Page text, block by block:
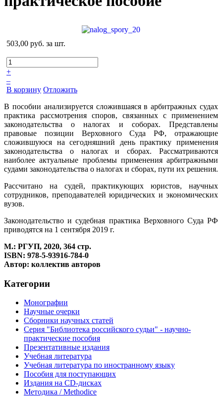
503,00 руб. за шт.
+
–
В корзину Отложить
В пособии анализируется сложившаяся в арбитражных судах
практика рассмотрения споров, связанных с применением
законодательства о налогах и соборах. Представлены
правовые позиции Верховного Суда РФ, отражающие
сложившуюся на сегодняшний день практику применения
законодательства о налогах и сборах. Рассматриваются
наиболее актуальные проблемы применения арбитражными
судами законодательства о налогах и сборах, пути их решения.
Рассчитано на судей, практикующих юристов, научных
сотрудников, преподавателей юридических и экономических
вузов.
Законодательство и судебная практика Верховного Суда РФ
приводятся на 1 сентября 2019 г.
М.: РГУП, 2020, 364 стр.
ISBN: 978-5-93916-784-0
Автор: коллектив авторов
Категории
Монографии
Научные очерки
Сборники научных статей
Серия "Библиотека российского судьи" - научно-
практические пособия
Презентативные издания
Учебная литература
Учебная литература по иностранному языку
Пособия для поступающих
Издания на CD-дисках
Методика / Methodice